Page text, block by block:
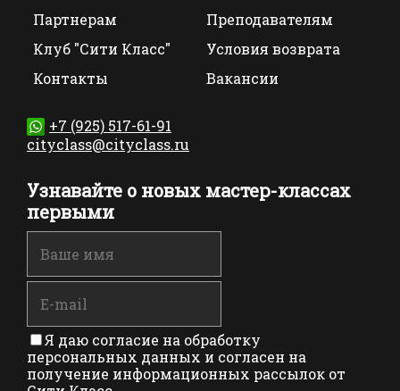
Партнерам
Преподавателям
Клуб "Сити Класс"
Условия возврата
Контакты
Вакансии
+7 (925) 517-61-91
cityclass@cityclass.ru
Узнавайте о новых мастер-классах
первыми
Я даю согласие на обработку
персональных данных и согласен на
получение информационных рассылок от